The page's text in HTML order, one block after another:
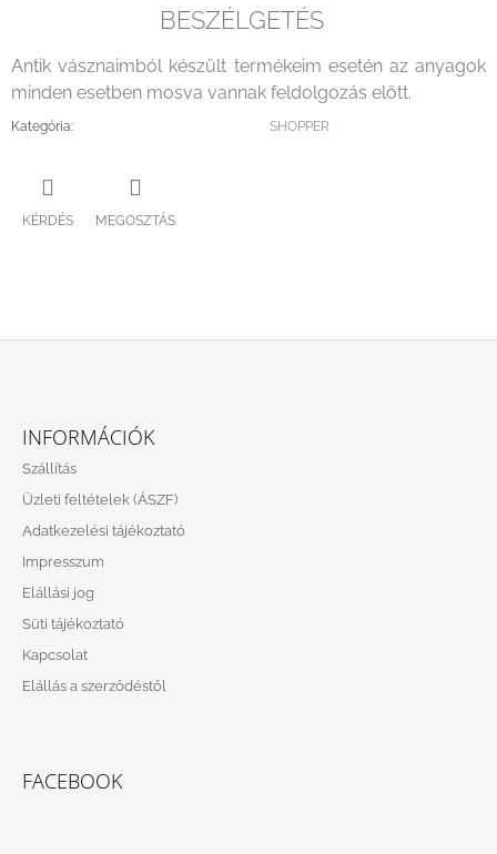
BESZÉLGETÉS
Antik vásznaimból készült termékeim esetén az anyagok
minden esetben mosva vannak feldolgozás előtt.
Kategória: SHOPPER
KÉRDÉS MEGOSZTÁS
INFORMÁCIÓK
Szállítás
Üzleti feltételek (ÁSZF)
Adatkezelési tájékoztató
Impresszum
Elállási jog
Süti tájékoztató
Kapcsolat
Elállás a szerződéstől
FACEBOOK